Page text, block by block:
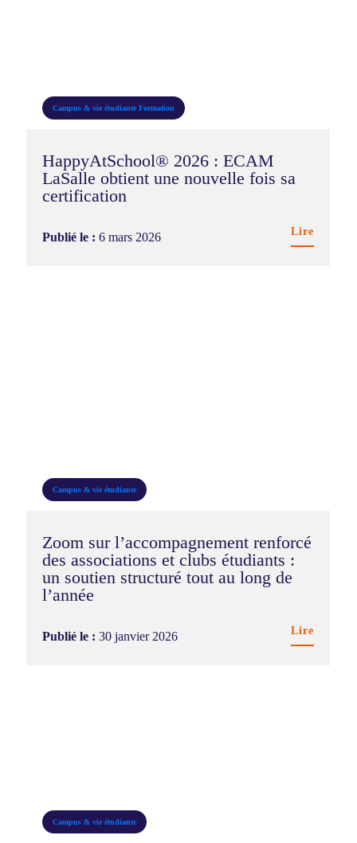
Campus & vie étudiante Formation
HappyAtSchool® 2026 : ECAM
LaSalle obtient une nouvelle fois sa
certification
Publié le :6 mars 2026 Lire
Campus & vie étudiante
Zoom sur l’accompagnement renforcé
des associations et clubs étudiants :
un soutien structuré tout au long de
l’année
Publié le :30 janvier 2026 Lire
Campus & vie étudiante